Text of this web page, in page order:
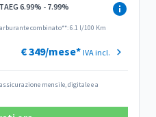
6.99% - 7.99%
combinato**: 6.1 l/100 Km
€ 349/mese* IVA incl.
mensile, digitale e a